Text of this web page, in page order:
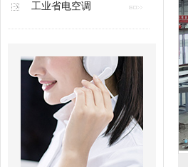
工业省电空调